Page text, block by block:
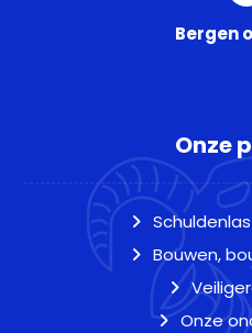
Bergen
Onze
Bouwen,
Onze